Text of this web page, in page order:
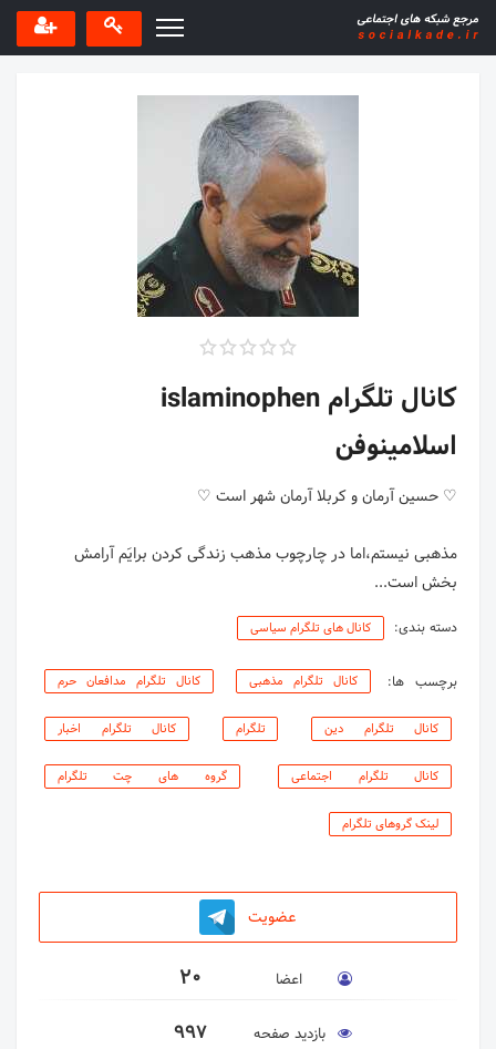
کانال تلگرام islaminophen
اسلامینوفن
مذهبی نیستم،اما در چارچوب مذهب زندگی کردن برایَم آرامش
بخش است...
دسته بندی: کانال های تلگرام سیاسی
برچسب ها: کانال تلگرام مذهبی کانال تلگرام مدافعان حرم
کانال تلگرام دین تلگرام کانال تلگرام اخبار
کانال تلگرام اجتماعی گروه های چت تلگرام
لینک گروهای تلگرام
عضویت
اعضا 20
بازدید صفحه 997